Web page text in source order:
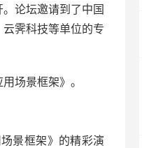
论坛邀请到了中国
霁科技等单位的专
场景框架》。
景框架》的精彩演